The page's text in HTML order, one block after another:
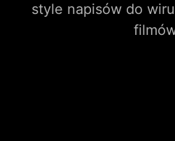
style napisów do